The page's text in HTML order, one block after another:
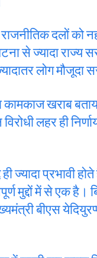
दलों को
से ज्यादा राज्य
लोग
खराब
लहर ही
ज्यादा प्रभावी
मुद्दों में से एक
बीएस